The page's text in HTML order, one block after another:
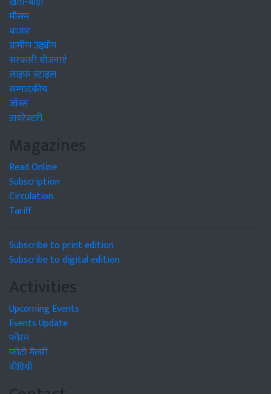
मौसम
बाजार
ग्रामीण उद्द्योग
सरकारी योजनाएं
लाइफ स्टाइल
सम्पादकीय
जॉब्स
डायरेक्टरी
Magazines
Read Online
Subscription
Circulation
Tariff
Subscribe to print edition
Subscribe to digital edition
Activities
Upcoming Events
Events Update
फोरम
फोटो गैलरी
वीडियो